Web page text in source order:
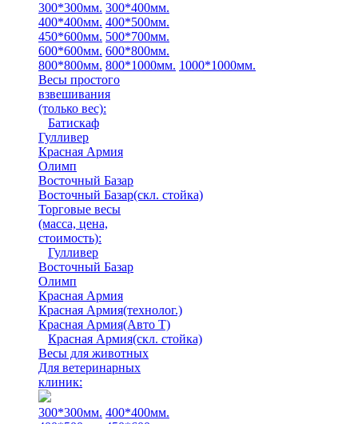
300*300мм. 300*400мм.
400*400мм. 400*500мм.
450*600мм. 500*700мм.
600*600мм. 600*800мм.
800*800мм. 800*1000мм. 1000*1000мм.
Весы простого
взвешивания
(только вес):
Батискаф
Гулливер
Красная Армия
Олимп
Восточный Базар
Восточный Базар(скл. стойка)
Торговые весы
(масса, цена,
стоимость):
Гулливер
Восточный Базар
Олимп
Красная Армия
Красная Армия(технолог.)
Красная Армия(Авто Т)
Красная Армия(скл. стойка)
Весы для животных
Для ветеринарных
клиник:
300*300мм. 400*400мм.